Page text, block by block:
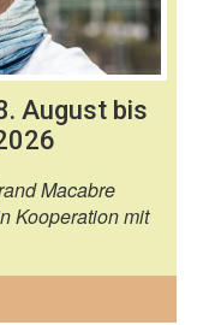
August bis
Macabre
Kooperation mit